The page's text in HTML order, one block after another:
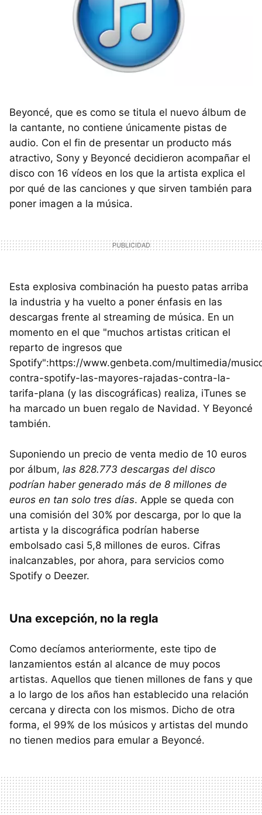
Beyoncé, que es como se titula el nuevo álbum de
la cantante, no contiene únicamente pistas de
audio. Con el fin de presentar un producto más
atractivo, Sony y Beyoncé decidieron acompañar el
disco con 16 vídeos en los que la artista explica el
por qué de las canciones y que sirven también para
poner imagen a la música.
Esta explosiva combinación ha puesto patas arriba
la industria y ha vuelto a poner énfasis en las
descargas frente al streaming de música. En un
momento en el que "muchos artistas critican el
reparto de ingresos que
Spotify":https://www.genbeta.com/multimedia/
contra-spotify-las-mayores-rajadas-contra-la-
tarifa-plana (y las discográficas) realiza, iTunes se
ha marcado un buen regalo de Navidad. Y Beyoncé
también.
Suponiendo un precio de venta medio de 10 euros
por álbum, las 828.773 descargas del disco
podrían haber generado más de 8 millones de
euros en tan solo tres días. Apple se queda con
una comisión del 30% por descarga, por lo que la
artista y la discográfica podrían haberse
embolsado casi 5,8 millones de euros. Cifras
inalcanzables, por ahora, para servicios como
Spotify o Deezer.
Una excepción, no la regla
Como decíamos anteriormente, este tipo de
lanzamientos están al alcance de muy pocos
artistas. Aquellos que tienen millones de fans y que
a lo largo de los años han establecido una relación
cercana y directa con los mismos. Dicho de otra
forma, el 99% de los músicos y artistas del mundo
no tienen medios para emular a Beyoncé.